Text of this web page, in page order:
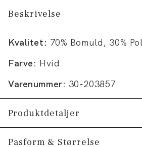
Beskrivelse
Kvalitet: 70% Bomuld, 30%
Farve: Hvid
Varenummer: 30-203857
Produktdetaljer
Produktnr.: 30-203857
Pasform & Størrelse